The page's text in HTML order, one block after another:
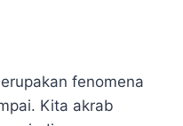
fenomena
Kita akrab